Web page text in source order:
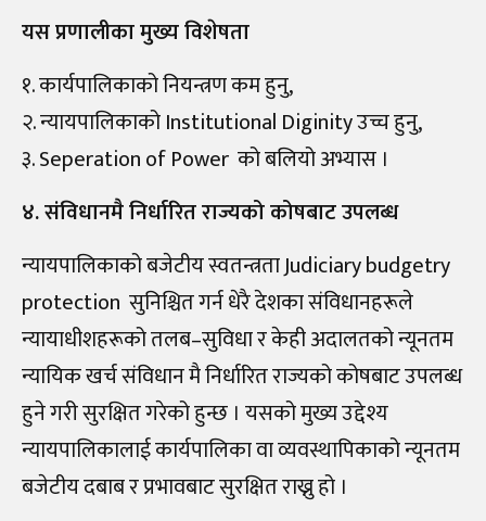
यस प्रणालीका मुख्य विशेषता
१. कार्यपालिकाको नियन्त्रण कम हुनु,
२. न्यायपालिकाको Institutional Diginity उच्च हुनु,
३. Seperation of Power को बलियो अभ्यास ।
४. संविधानमै निर्धारित राज्यको कोषबाट उपलब्ध
न्यायपालिकाको बजेटीय स्वतन्त्रता Judiciary budgetry
protection सुनिश्चित गर्न धेरै देशका संविधानहरूले
न्यायाधीशहरूको तलब–सुविधा र केही अदालतको न्यूनतम
न्यायिक खर्च संविधान मै निर्धारित राज्यको कोषबाट उपलब्ध
हुने गरी सुरक्षित गरेको हुन्छ । यसको मुख्य उद्देश्य
न्यायपालिकालाई कार्यपालिका वा व्यवस्थापिकाको न्यूनतम
बजेटीय दबाब र प्रभावबाट सुरक्षित राख्नु हो ।